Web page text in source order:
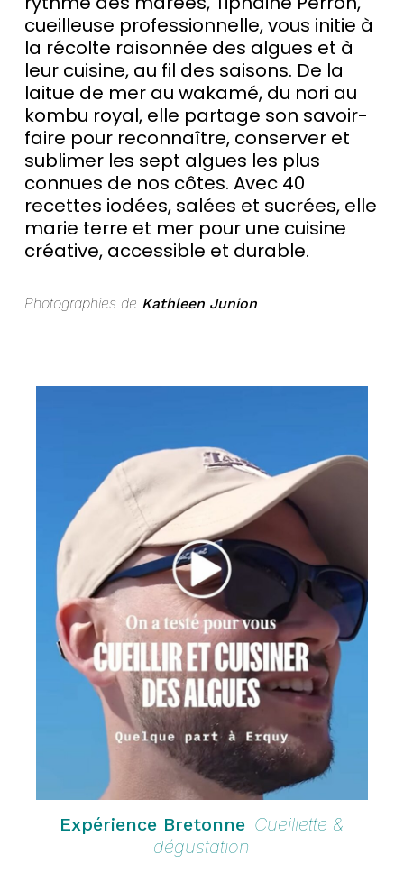
cueilleuse professionnelle, vous initie à
la récolte raisonnée des algues et à
leur cuisine, au fil des saisons. De la
laitue de mer au wakamé, du nori au
kombu royal, elle partage son savoir-
faire pour reconnaître, conserver et
sublimer les sept algues les plus
connues de nos côtes. Avec 40
recettes iodées, salées et sucrées, elle
marie terre et mer pour une cuisine
créative, accessible et durable.
Photographies de Kathleen Junion
Expérience Bretonne Cueillette &
dégustation